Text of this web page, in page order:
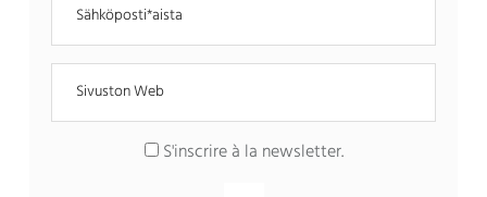
S'inscrire à la newsletter.